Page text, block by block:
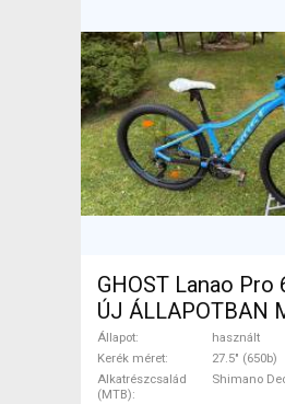
GHOST Lanao Pro
ÚJ ÁLLAPOTBAN Mountain
Bike 27.5" (650b)
Shimano Deore XT
ELADÓ
Állapot
használt
Kerék méret
27.5" (650b)
Alkatrészcsalád
(MTB)
Shimano